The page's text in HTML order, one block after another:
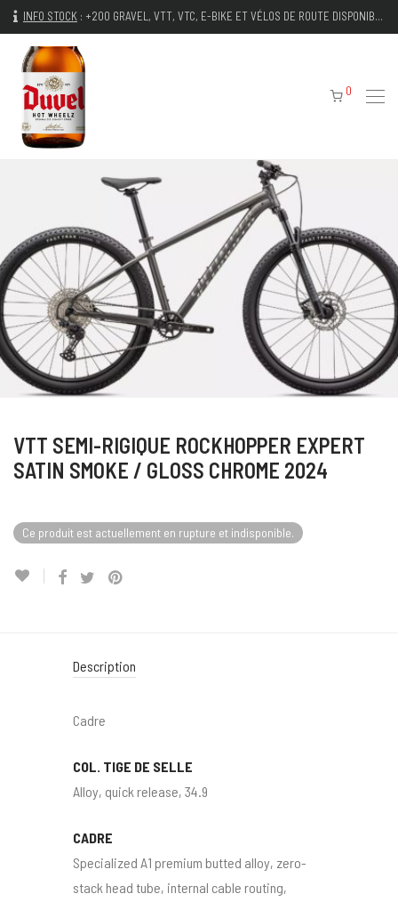
INFO STOCK : +200 GRAVEL, VTT, VTC, E-BIKE ET VÉLOS DE ROUTE DISPONIBLES IMMÉDIATEMENT
0
VTT SEMI-RIGIQUE ROCKHOPPER EXPERT
SATIN SMOKE / GLOSS CHROME 2024
Ce produit est actuellement en rupture et indisponible.
Description
Cadre
COL. TIGE DE SELLE
Alloy, quick release, 34.9
CADRE
Specialized A1 premium butted alloy, zero-
stack head tube, internal cable routing,